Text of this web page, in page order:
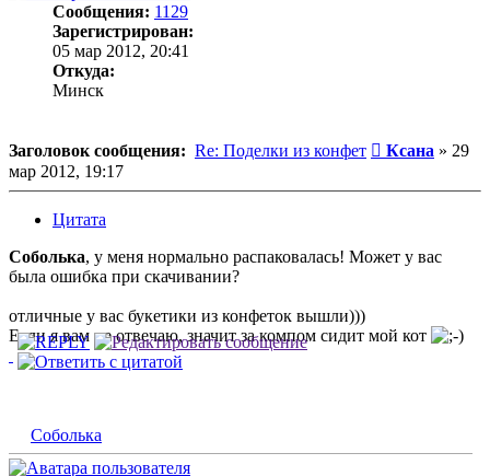
Сообщения: 1129
Зарегистрирован:
05 мар 2012, 20:41
Откуда:
Минск
Заголовок сообщения: Re: Поделки из конфет Сообщение
Ксана » 29
мар 2012, 19:17
Цитата
Соболька, у меня нормально распаковалась! Может у вас
была ошибка при скачивании?
отличные у вас букетики из конфеток вышли)))
Если я вам не отвечаю, значит за компом сидит мой кот
Соболька